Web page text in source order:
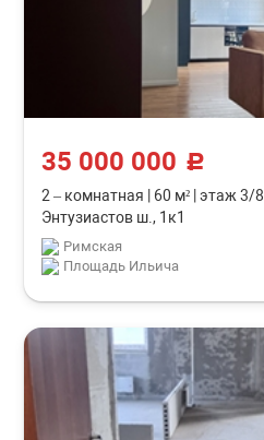
35 000 000 c
2 – комнатная 60 м² этаж 3/8
Энтузиастов ш., 1к1
Римская
Площадь Ильича